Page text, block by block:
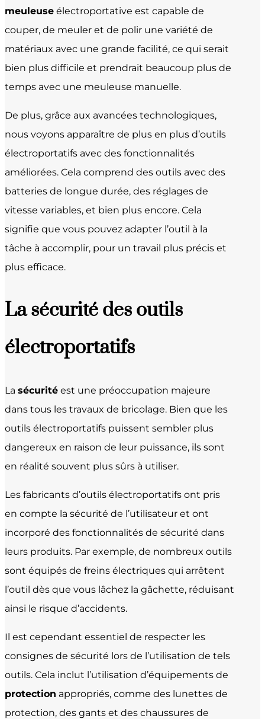
meuleuse électroportative est capable de
couper, de meuler et de polir une variété de
matériaux avec une grande facilité, ce qui serait
bien plus difficile et prendrait beaucoup plus de
temps avec une meuleuse manuelle.
De plus, grâce aux avancées technologiques,
nous voyons apparaître de plus en plus d’outils
électroportatifs avec des fonctionnalités
améliorées. Cela comprend des outils avec des
batteries de longue durée, des réglages de
vitesse variables, et bien plus encore. Cela
signifie que vous pouvez adapter l’outil à la
tâche à accomplir, pour un travail plus précis et
plus efficace.
La sécurité des outils
électroportatifs
La sécurité est une préoccupation majeure
dans tous les travaux de bricolage. Bien que les
outils électroportatifs puissent sembler plus
dangereux en raison de leur puissance, ils sont
en réalité souvent plus sûrs à utiliser.
Les fabricants d’outils électroportatifs ont pris
en compte la sécurité de l’utilisateur et ont
incorporé des fonctionnalités de sécurité dans
leurs produits. Par exemple, de nombreux outils
sont équipés de freins électriques qui arrêtent
l’outil dès que vous lâchez la gâchette, réduisant
ainsi le risque d’accidents.
Il est cependant essentiel de respecter les
consignes de sécurité lors de l’utilisation de tels
outils. Cela inclut l’utilisation d’équipements de
protection appropriés, comme des lunettes de
protection, des gants et des chaussures de